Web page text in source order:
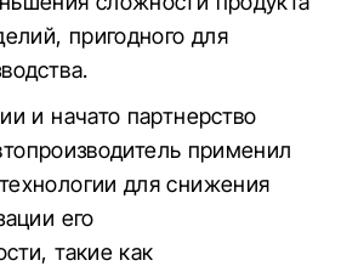
пригодного для
и начато партнерство
применил
для снижения
его
такие как